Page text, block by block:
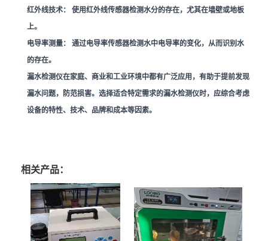
红外线技术：
使用红外线传感器检测水分的存在，尤其在墙壁或地板
上。
电导率测量：
通过电导率传感器检测水中电导率的变化，从而识别水
的存在。
漏水检测仪在家庭、商业和工业环境中都有广泛应用，有助于提前发现
漏水问题，防范损害。选择适合特定需求的漏水检测仪时，应综合考虑
设备的特性、技术、品牌和成本等因素。
相关产品：